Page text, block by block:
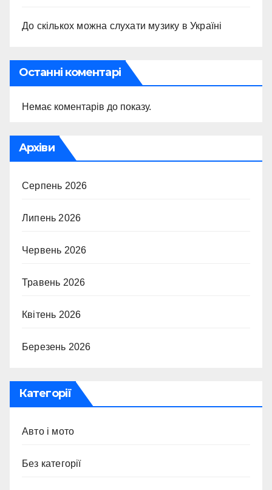
До скількох можна слухати музику в Україні
Останні коментарі
Немає коментарів до показу.
Архіви
Серпень 2026
Липень 2026
Червень 2026
Травень 2026
Квітень 2026
Березень 2026
Категорії
Авто і мото
Без категорії